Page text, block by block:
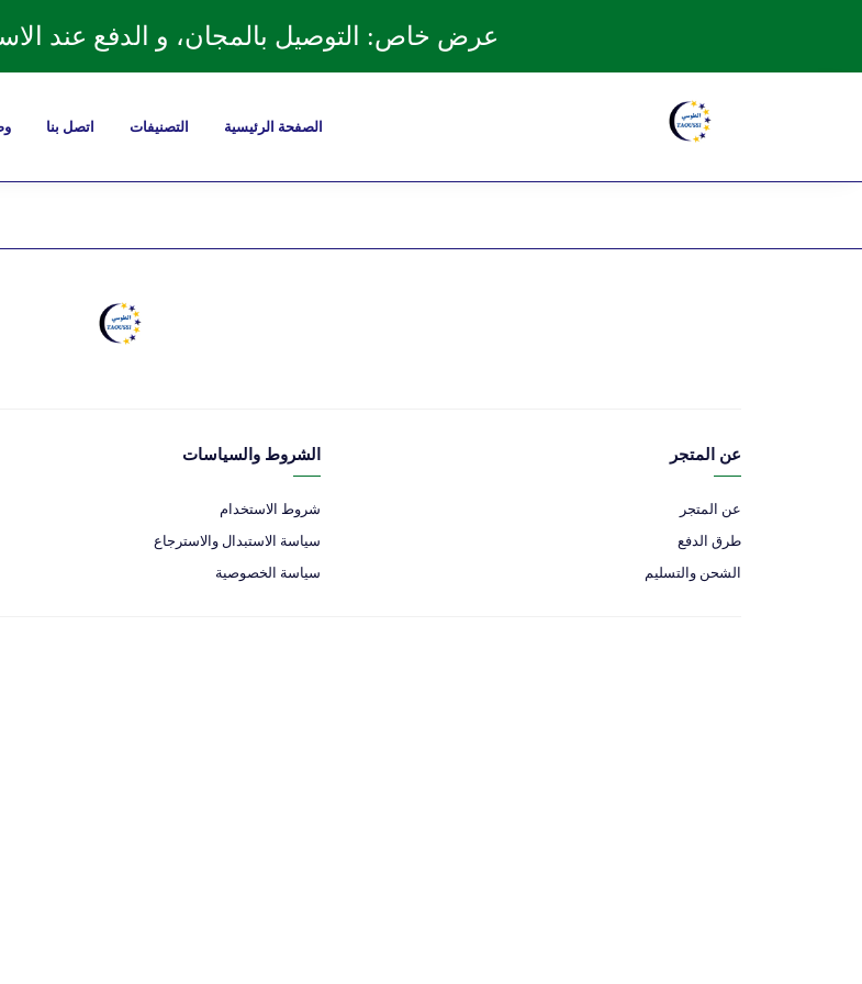
عرض خاص: التوصيل بالمجان، و الدفع عند
الصفحة الرئيسية التصنيفات اتصل بنا
عن المتجر
عن المتجر
طرق الدفع
الشحن والتسليم
الشروط والسياسات
شروط الاستخدام
سياسة الاستبدال والاسترجاع
سياسة الخصوصية